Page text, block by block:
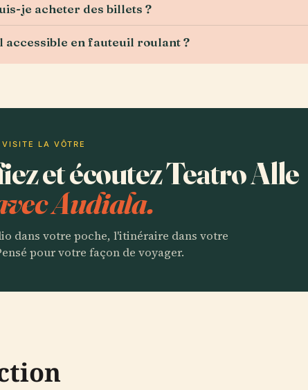
je acheter des billets ?
accessible en fauteuil roulant ?
LA VÔTRE
et écoutez Teatro Alle
Audiala.
dans votre poche, l'itinéraire dans votre
pour votre façon de voyager.